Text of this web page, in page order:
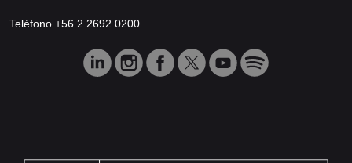
Teléfono +56 2 2692 0200